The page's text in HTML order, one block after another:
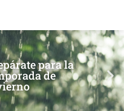
para la
de